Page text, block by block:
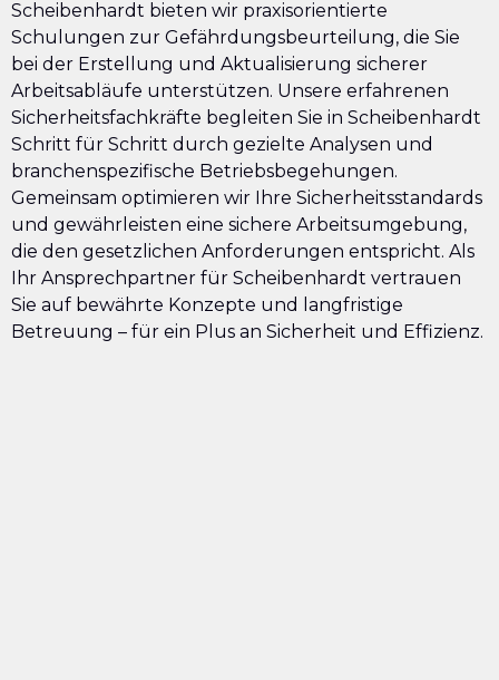
Scheibenhardt bieten wir praxisorientierte
Schulungen zur Gefährdungsbeurteilung, die Sie
bei der Erstellung und Aktualisierung sicherer
Arbeitsabläufe unterstützen. Unsere erfahrenen
Sicherheitsfachkräfte begleiten Sie in Scheibenhardt
Schritt für Schritt durch gezielte Analysen und
branchenspezifische Betriebsbegehungen.
Gemeinsam optimieren wir Ihre Sicherheitsstandards
und gewährleisten eine sichere Arbeitsumgebung,
die den gesetzlichen Anforderungen entspricht. Als
Ihr Ansprechpartner für Scheibenhardt vertrauen
Sie auf bewährte Konzepte und langfristige
Betreuung – für ein Plus an Sicherheit und Effizienz.